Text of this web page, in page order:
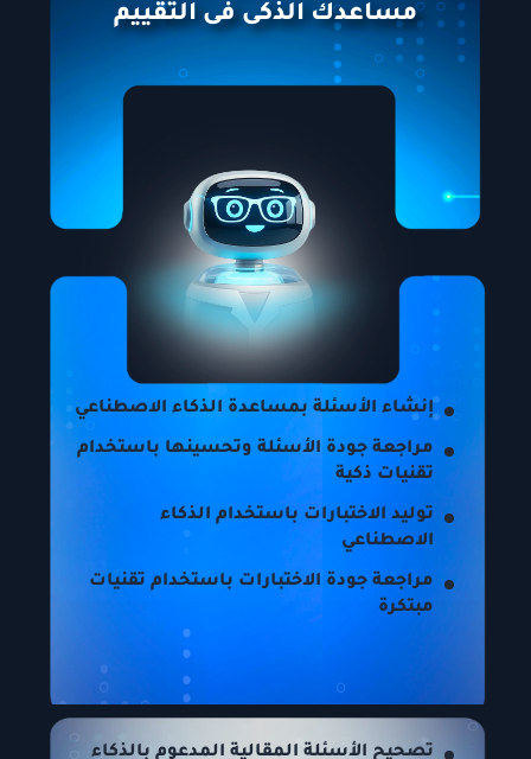
مساعدك الذكى فى التقييم
إنشاء الأسئلة بمساعدة الذكاء الاصطناعي
مراجعة جودة الأسئلة وتحسينها باستخدام
تقنيات ذكية
توليد الاختبارات باستخدام الذكاء
الاصطناعي
مراجعة جودة الاختبارات باستخدام تقنيات
مبتكرة
تصحيح الأسئلة المقالية المدعوم بالذكاء